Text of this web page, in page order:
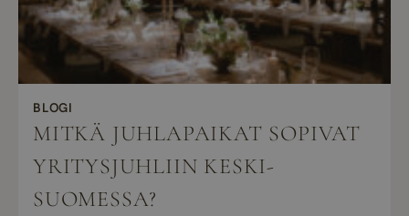
BLOGI
MITKÄ JUHLAPAIKAT SOPIVAT
YRITYSJUHLIIN KESKI-
SUOMESSA?